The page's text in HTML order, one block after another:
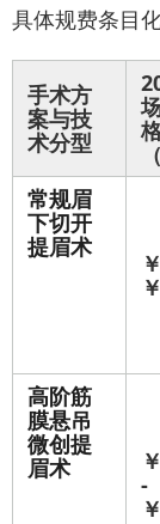
具体规费条目
手术方
案与技
术分型
常规眉
下切开
提眉术
高阶筋
膜悬吊
微创提
眉术
-